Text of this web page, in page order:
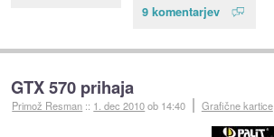
9 komentarjev
GTX 570 prihaja
Primož Resman :: 1. dec 2010ob 14:40 Grafične kartice